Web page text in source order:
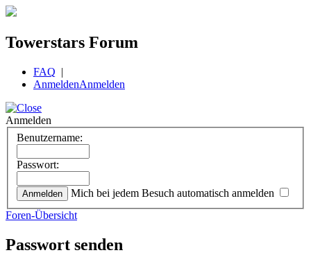
Towerstars Forum
FAQ |
AnmeldenAnmelden
Anmelden
Benutzername:
Passwort:
Mich bei jedem Besuch automatisch anmelden
Foren-Übersicht
Passwort senden